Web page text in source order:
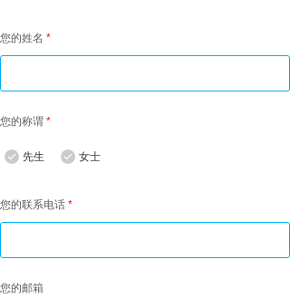
您的姓名 *
您的称谓 *
先生 女士
您的联系电话 *
您的邮箱